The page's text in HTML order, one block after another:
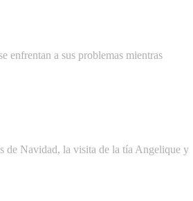
enfrentan a sus problemas mientras
de Navidad, la visita de la tía Angelique y